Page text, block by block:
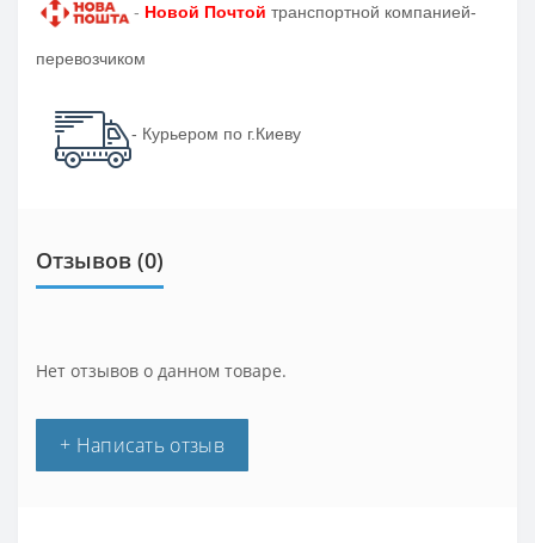
- Новой Почтой транспортной компанией-
перевозчиком
- Курьером по г.Киеву
Отзывов (0)
Нет отзывов о данном товаре.
+ Написать отзыв